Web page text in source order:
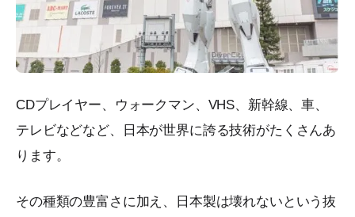
CDプレイヤー、ウォークマン、VHS、新幹線、車、
テレビなどなど、日本が世界に誇る技術がたくさんあ
ります。
その種類の豊富さに加え、日本製は壊れないという抜